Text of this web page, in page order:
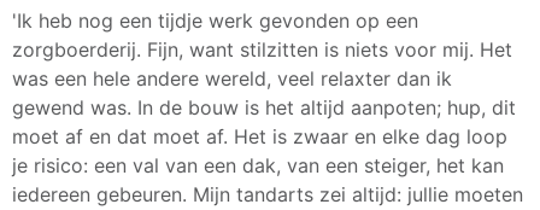
'Ik heb nog een tijdje werk gevonden op een
zorgboerderij. Fijn, want stilzitten is niets voor mij. Het
was een hele andere wereld, veel relaxter dan ik
gewend was. In de bouw is het altijd aanpoten; hup, dit
moet af en dat moet af. Het is zwaar en elke dag loop
je risico: een val van een dak, van een steiger, het kan
iedereen gebeuren. Mijn tandarts zei altijd: jullie moeten